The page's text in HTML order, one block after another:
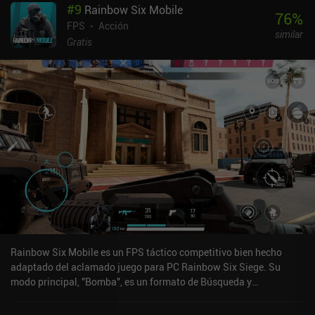
móviles. Por ejemplo, si caemos demasiado lejos, podemos
rompernos una pierna, lo que significa que no podremos caminar
con normalidad hasta que usemos un botiquín que trate
limitada significa que a veces tiene más sentido táctico
mantenerse alejado de los problemas que disparar a todo lo que
veamos.El juego se desarrolla en equipos de hasta cuatro
jugadores, e incluso podemos prestar objetos a nuestros amigos si
se quedan sin equipo bueno. Alternativamente, un modo de juego
separado nos proporciona equipo aleatorio para que podamos
recuperar algo de botín.El juego está en general muy pulido, y los
controles táctiles altamente personalizables funcionan bien.
También es compatible con mandos Bluetooth. El mayor
inconveniente es que experimenté algo de lag incluso en un
teléfono potente. Arena Breakout se monetiza mediante una
suscripción para conseguir espacio extra en el banco, e iAPs para
armas, munición y maletines que nos permiten escapar con
algunos objetos aunque muramos. Esto da ventaja a los jugadores
de pago, pero en mi experiencia, no arruina la diversión de los
jugadores gratuitos.
#9 Rainbow Six Mobile
FPS
Acción
Gratis
76%
similar
Rainbow Six Mobile es un FPS táctico competitivo bien hecho
adaptado del aclamado juego para PC Rainbow Six Siege. Su
modo principal, "Bomba", es un formato de Búsqueda y